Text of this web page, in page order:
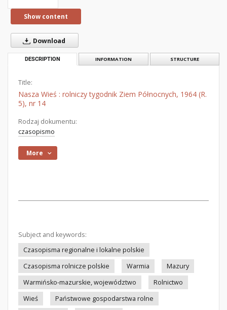
Show content
Download
DESCRIPTION INFORMATION STRUCTURE
Title:
Nasza Wieś : rolniczy tygodnik Ziem Północnych, 1964 (R.
5), nr 14
Rodzaj dokumentu:
czasopismo
More
Subject and keywords:
Czasopisma regionalne i lokalne polskie
Czasopisma rolnicze polskie
Warmia
Mazury
Warmińsko-mazurskie, województwo
Rolnictwo
Wieś
Państwowe gospodarstwa rolne